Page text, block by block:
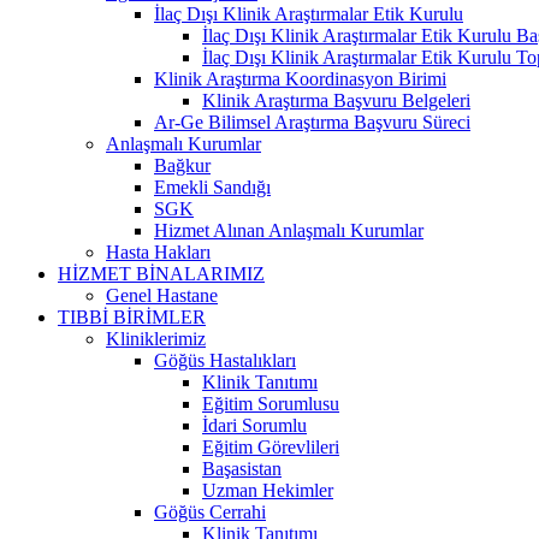
İlaç Dışı Klinik Araştırmalar Etik Kurulu
İlaç Dışı Klinik Araştırmalar Etik Kurulu
İlaç Dışı Klinik Araştırmalar Etik Kurulu
Klinik Araştırma Koordinasyon Birimi
Klinik Araştırma Başvuru Belgeleri
Ar-Ge Bilimsel Araştırma Başvuru Süreci
Anlaşmalı Kurumlar
Bağkur
Emekli Sandığı
SGK
Hizmet Alınan Anlaşmalı Kurumlar
Hasta Hakları
HİZMET BİNALARIMIZ
Genel Hastane
TIBBİ BİRİMLER
Kliniklerimiz
Göğüs Hastalıkları
Klinik Tanıtımı
Eğitim Sorumlusu
İdari Sorumlu
Eğitim Görevlileri
Başasistan
Uzman Hekimler
Göğüs Cerrahi
Klinik Tanıtımı